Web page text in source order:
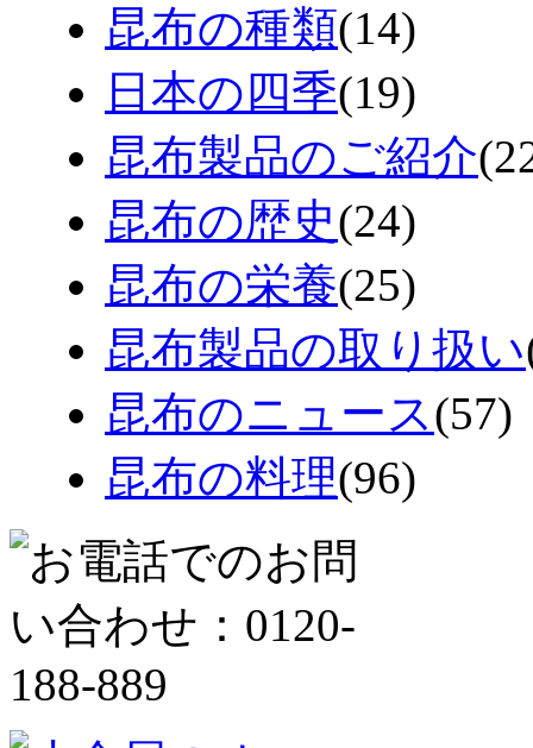
昆布の種類(14)
日本の四季(19)
昆布製品のご紹介
昆布の歴史(24)
昆布の栄養(25)
昆布製品の取り扱い
昆布のニュース(57)
昆布の料理(96)